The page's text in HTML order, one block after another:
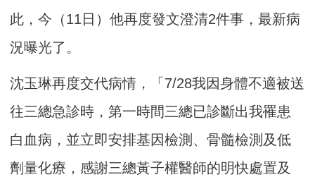
此，今（11日）他再度發文澄清2件事，最新病
況曝光了。
沈玉琳再度交代病情，「7/28我因身體不適被送
往三總急診時，第一時間三總已診斷出我罹患
白血病，並立即安排基因檢測、骨髓檢測及低
劑量化療，感謝三總黃子權醫師的明快處置及